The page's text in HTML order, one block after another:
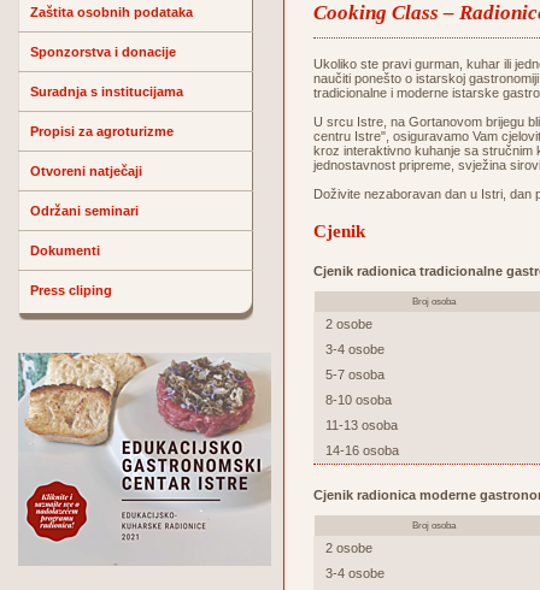
Zaštita osobnih podataka
Sponzorstva i donacije
Suradnja s institucijama
Propisi za agroturizme
Otvoreni natječaji
Održani seminari
Dokumenti
Press cliping
Cooking Class –
Ukoliko ste pravi gurman, kuhar ili
naučiti ponešto o istarskoj
tradicionalne i moderne istarske
U srcu Istre, na Gortanovom brijegu
centru Istre", osiguravamo Vam
kroz interaktivno kuhanje sa stručnim
jednostavnost pripreme, svježina
Doživite nezaboravan dan u Istri, dan
Cjenik
Cjenik radionica tradicionalne
Broj osoba
2 osobe
3-4 osobe
5-7 osoba
8-10 osoba
11-13 osoba
14-16 osoba
Cjenik radionica moderne
Broj osoba
2 osobe
3-4 osobe